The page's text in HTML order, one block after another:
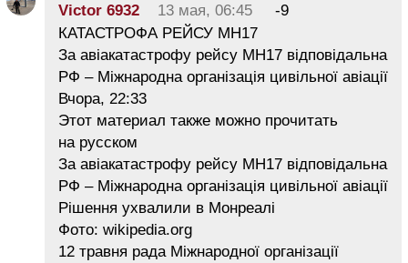
Victor 6932 13 мая, 06:45
-9
КАТАСТРОФА РЕЙСУ MH17
За авіакатастрофу рейсу MH17 відповідальна
РФ – Міжнародна організація цивільної авіації
Вчора, 22:33
Этот материал также можно прочитать
на русском
За авіакатастрофу рейсу MH17 відповідальна
РФ – Міжнародна організація цивільної авіації
Рішення ухвалили в Монреалі
Фото: wikipedia.org
12 травня рада Міжнародної організації